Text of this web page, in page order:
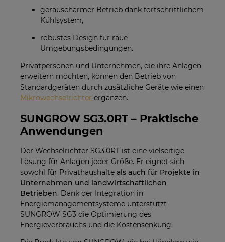
geräuscharmer Betrieb dank fortschrittlichem
Kühlsystem,
robustes Design für raue
Umgebungsbedingungen.
Privatpersonen und Unternehmen, die ihre Anlagen
erweitern möchten, können den Betrieb von
Standardgeräten durch zusätzliche Geräte wie einen
Mikrowechselrichter ergänzen.
SUNGROW SG3.0RT – Praktische
Anwendungen
Der Wechselrichter SG3.0RT ist eine vielseitige
Lösung für Anlagen jeder Größe. Er eignet sich
sowohl für Privathaushalte als auch für Projekte in
Unternehmen und landwirtschaftlichen
Betrieben. Dank der Integration in
Energiemanagementsysteme unterstützt
SUNGROW SG3 die Optimierung des
Energieverbrauchs und die Kostensenkung.